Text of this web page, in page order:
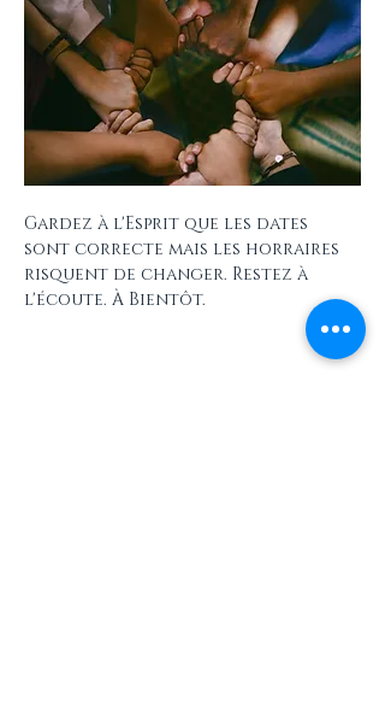
Gardez à l'Esprit que les dates
sont correcte mais les horraires
risquent de changer. Restez à
l'écoute. À Bientôt.